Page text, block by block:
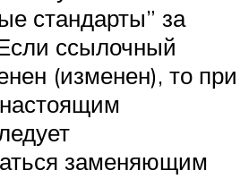
стандарты” за
ссылочный
(изменен), то при
заменяющим